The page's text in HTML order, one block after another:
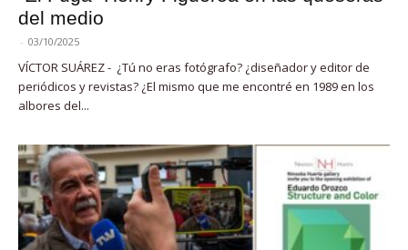
del medio
- 03/10/2025
VÍCTOR SUÁREZ - ¿Tú no eras fotógrafo? ¿diseñador y editor de
periódicos y revistas? ¿El mismo que me encontré en 1989 en los
albores del...